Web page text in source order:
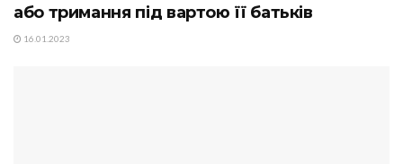
або тримання під вартою її батьків
16.01.2023